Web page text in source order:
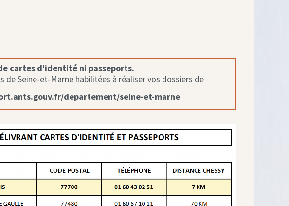
cartes d'identité ni passeports.
de Seine-et-Marne habilitées à réaliser vos dossiers de
departement/seine-et-marne